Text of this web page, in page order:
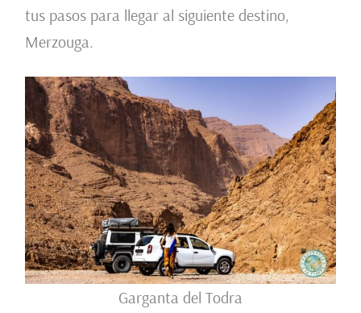
tus pasos para llegar al siguiente destino,
Merzouga.
Garganta del Todra